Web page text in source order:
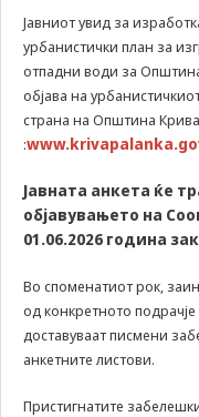
Јавниот увид за
урбанистички план за
отпадни води за
објава на
страна на Општина
:
Јавната анкета ќе
објавувањето на
01.06.2026 година
Во споменатиот рок,
од конкретното
доставуваат писмени
анкетните листови.
Пристигнатите